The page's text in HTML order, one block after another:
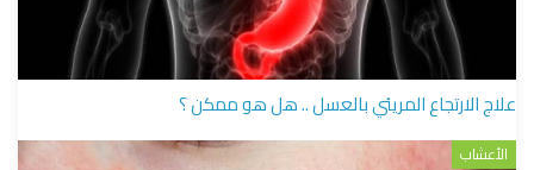
علاج الارتجاع المريئي بالعسل .. هل هو ممكن ؟
الأعشاب